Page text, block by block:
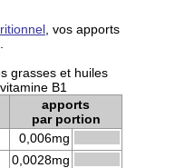
, vos apports
grasses et huiles
B1
apports
par portion
0,006mg
0,0028mg